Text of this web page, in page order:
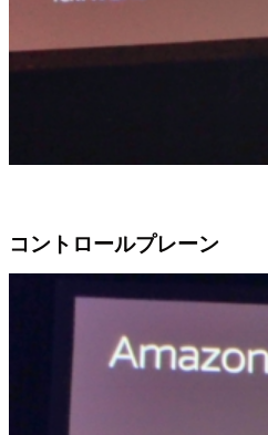
コントロールプレーン